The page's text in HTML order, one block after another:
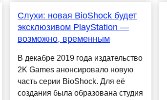
Слухи: новая BioShock будет
эксклюзивом PlayStation —
возможно, временным
В декабре 2019 года издательство
2K Games анонсировало новую
часть серии BioShock. Для её
создания была образована студия